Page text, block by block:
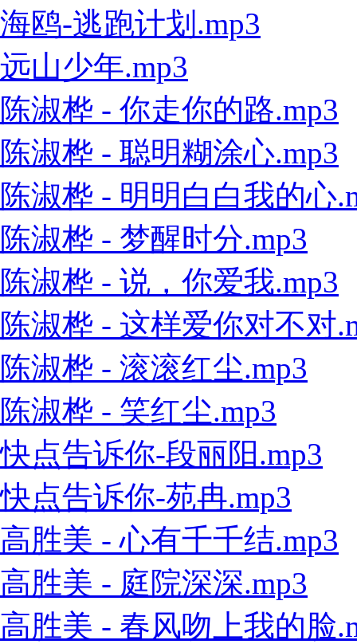
海鸥-逃跑计划.mp3
远山少年.mp3
陈淑桦 - 你走你的路.mp3
陈淑桦 - 聪明糊涂心.mp3
陈淑桦 - 明明白白我的心
陈淑桦 - 梦醒时分.mp3
陈淑桦 - 说，你爱我.mp3
陈淑桦 - 这样爱你对不对
陈淑桦 - 滚滚红尘.mp3
陈淑桦 - 笑红尘.mp3
快点告诉你-段丽阳.mp3
快点告诉你-苑冉.mp3
高胜美 - 心有千千结.mp3
高胜美 - 庭院深深.mp3
高胜美 - 春风吻上我的脸